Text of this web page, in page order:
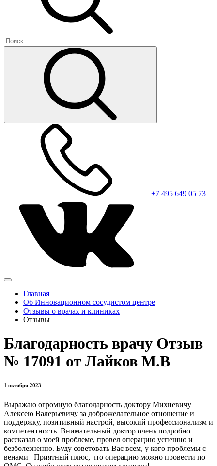
+7 495 649 05 73
Главная
Об Инновационном сосудистом центре
Отзывы о врачах и клиниках
Отзывы
Благодарность врачу Отзыв
№ 17091 от Лайков М.В
1 октября 2023
Выражаю огромную благодарность доктору Михневичу
Алексею Валерьевичу за доброжелательное отношение и
поддержку, позитивный настрой, высокий профессионализм и
компетентность. Внимательный доктор очень подробно
рассказал о моей проблеме, провел операцию успешно и
безболезненно. Буду советовать Вас всем, у кого проблемы с
венами . Приятный плюс, что операцию можно провести по